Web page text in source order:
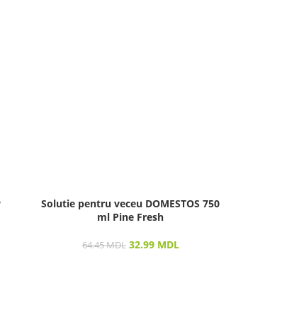
Solutie pentru veceu DOMESTOS 750
ml Pine Fresh
64.45MDL 32.99 MDL